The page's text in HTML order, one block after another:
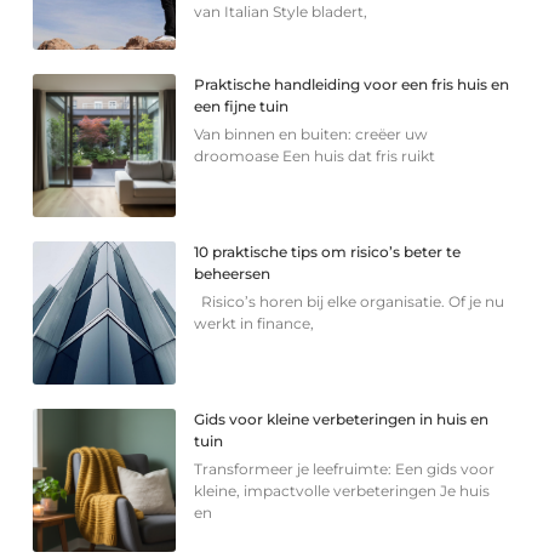
van Italian Style bladert,
Praktische handleiding voor een fris huis en
een fijne tuin
Van binnen en buiten: creëer uw
droomoase Een huis dat fris ruikt
10 praktische tips om risico’s beter te
beheersen
Risico’s horen bij elke organisatie. Of je nu
werkt in finance,
Gids voor kleine verbeteringen in huis en
tuin
Transformeer je leefruimte: Een gids voor
kleine, impactvolle verbeteringen Je huis
en